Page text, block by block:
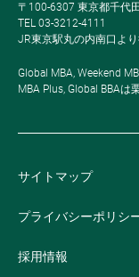
〒100-6307 東京都千代
TEL 03-3212-4111
JR東京駅丸の内南口よ
Global MBA, Weekend
MBA Plus, Global BBAは
サイトマップ
プライバシーポリシ
採用情報